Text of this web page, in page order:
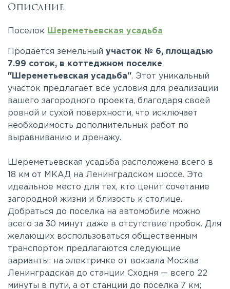
Описание
Поселок Шереметьевская усадьба
Продается земельный участок № 6, площадью
7.99 соток, в коттеджном поселке
"Шереметьевская усадьба". Этот уникальный
участок предлагает все условия для реализации
вашего загородного проекта, благодаря своей
ровной и сухой поверхности, что исключает
необходимость дополнительных работ по
выравниванию и дренажу.
Шереметьевская усадьба расположена всего в
18 км от МКАД на Ленинградском шоссе. Это
идеальное место для тех, кто ценит сочетание
загородной жизни и близость к столице.
Добраться до поселка на автомобиле можно
всего за 30 минут даже в отсутствие пробок. Для
желающих воспользоваться общественным
транспортом предлагаются следующие
варианты: на электричке от вокзала Москва
Ленинградская до станции Сходня — всего 22
минуты в пути, а от станции до поселка 7 км;